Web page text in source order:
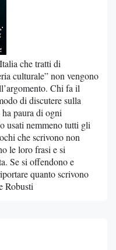
che tratti di
culturale” non vengono
Chi fa il
di discutere sulla
paura di ogni
usati nemmeno tutti gli
che scrivono non
le loro frasi e si
Se si offendono e
quanto scrivono
Robusti